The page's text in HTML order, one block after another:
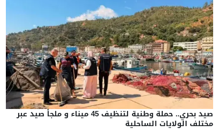
صيد بحري.. حملة وطنية لتنظيف 45 ميناء و ملجأ صيد عبر
مختلف الولايات الساحلية